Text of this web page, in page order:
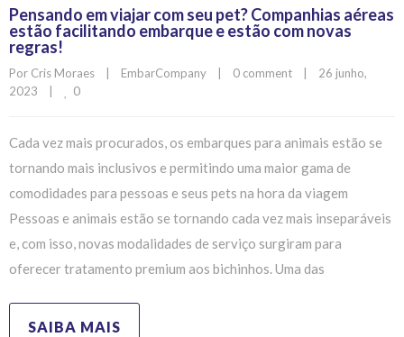
Pensando em viajar com seu pet? Companhias aéreas
estão facilitando embarque e estão com novas
regras!
Por Cris Moraes EmbarCompany 0 comment
26 junho,
2023
0
Cada vez mais procurados, os embarques para animais estão se
tornando mais inclusivos e permitindo uma maior gama de
comodidades para pessoas e seus pets na hora da viagem
Pessoas e animais estão se tornando cada vez mais inseparáveis
e, com isso, novas modalidades de serviço surgiram para
oferecer tratamento premium aos bichinhos. Uma das
SAIBA MAIS